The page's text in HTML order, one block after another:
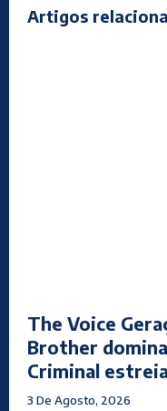
Artigos
The Voice
Brother
Criminal
3 De Agosto, 2026